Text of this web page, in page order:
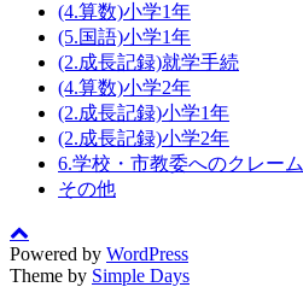
(4.算数)小学1年
(5.国語)小学1年
(2.成長記録)就学手続
(4.算数)小学2年
(2.成長記録)小学1年
(2.成長記録)小学2年
6.学校・市教委へのクレーム
その他
Powered by WordPress
Theme by Simple Days